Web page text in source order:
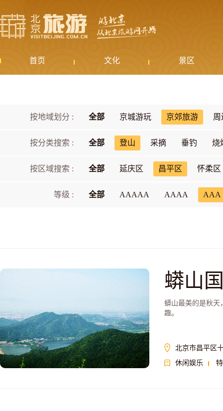
首页 文化 景区
按地域划分 : 全部 京城游玩 京郊旅游 周
按分类搜索 : 全部 登山 采摘 垂钓 烧
按区域搜索 : 全部 延庆区 昌平区 怀柔区
等级 : 全部 AAAAA AAAA AAA
蟒山
蟒山最美的是秋天
趣。
北京市昌平区
休闲娱乐